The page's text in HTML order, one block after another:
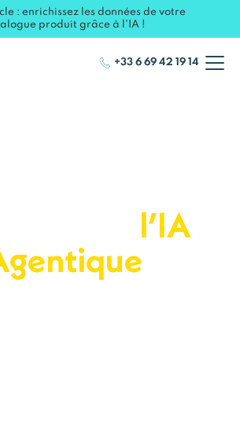
: enrichissez les données de votre
produit grâce à l'IA !
+33 6 69 42 19 14
l’IA